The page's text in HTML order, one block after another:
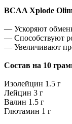
BCAA Xplode
— Ускоряют
— Способствуют
— Увеличивают
Состав на 10
Изолейцин 1.5 г
Лейцин 3 г
Валин 1.5 г
Глютамин 1 г